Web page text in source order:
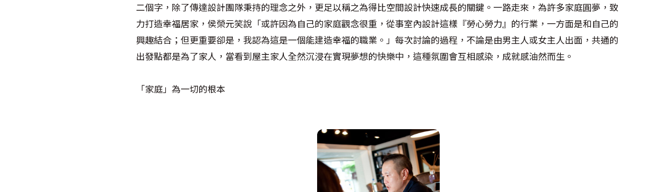
二個字，除了傳達設計團隊秉持的理念之外，更足以稱之為得比空間設計快速成長的關鍵。一路走來，為許多家庭圓夢，致
力打造幸福居家，侯榮元笑說「或許因為自己的家庭觀念很重，從事室內設計這樣『勞心勞力』的行業，一方面是和自己的
興趣結合；但更重要卻是，我認為這是一個能建造幸福的職業。」每次討論的過程，不論是由男主人或女主人出面，共通的
出發點都是為了家人，當看到屋主家人全然沉浸在實現夢想的快樂中，這種氛圍會互相感染，成就感油然而生。
「家庭」為一切的根本